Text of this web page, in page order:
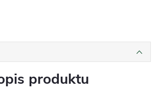
produktu